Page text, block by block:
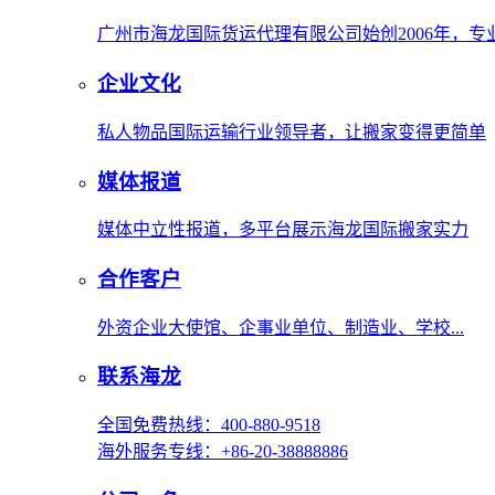
广州市海龙国际货运代理有限公司始创2006年，
企业文化
私人物品国际运输行业领导者，让搬家变得更简单
媒体报道
媒体中立性报道，多平台展示海龙国际搬家实力
合作客户
外资企业大使馆、企事业单位、制造业、学校...
联系海龙
全国免费热线：400-880-9518
海外服务专线：+86-20-38888886